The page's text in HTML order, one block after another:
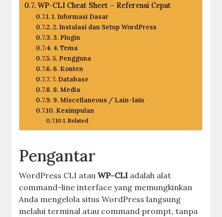
WP-CLI Cheat Sheet – Referensi Cepat
1. Informasi Dasar
2. Instalasi dan Setup WordPress
3. Plugin
4. Tema
5. Pengguna
6. Konten
7. Database
8. Media
9. Miscellaneous / Lain-lain
Kesimpulan
Related
Pengantar
WordPress CLI atauWP-CLI adalah alat
command-line interface yang memungkinkan
Anda mengelola situs WordPress langsung
melalui terminal atau command prompt, tanpa